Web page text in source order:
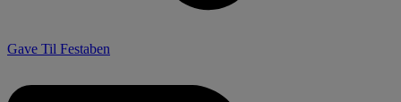
Gave Til Festaben